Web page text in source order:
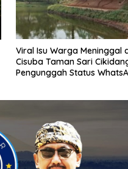
Viral Isu Warga Meninggal
Cisuba Taman Sari
Pengunggah Status